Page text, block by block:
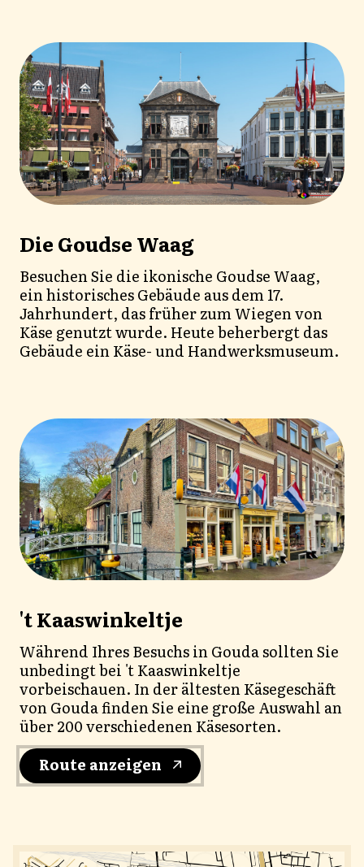
Die Goudse Waag
Besuchen Sie die ikonische Goudse Waag,
ein historisches Gebäude aus dem 17.
Jahrhundert, das früher zum Wiegen von
Käse genutzt wurde. Heute beherbergt das
Gebäude ein Käse- und Handwerksmuseum.
't Kaaswinkeltje
Während Ihres Besuchs in Gouda sollten Sie
unbedingt bei 't Kaaswinkeltje
vorbeischauen. In der ältesten Käsegeschäft
von Gouda finden Sie eine große Auswahl an
über 200 verschiedenen Käsesorten.
Route anzeigen